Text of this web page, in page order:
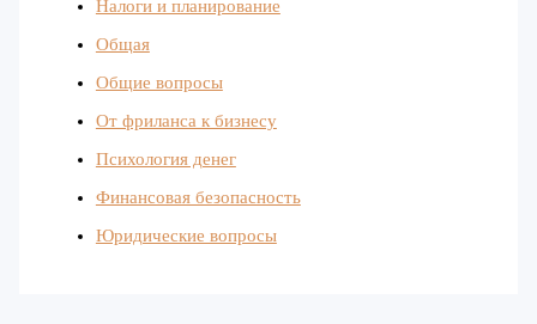
Налоги и планирование
Общая
Общие вопросы
От фриланса к бизнесу
Психология денег
Финансовая безопасность
Юридические вопросы